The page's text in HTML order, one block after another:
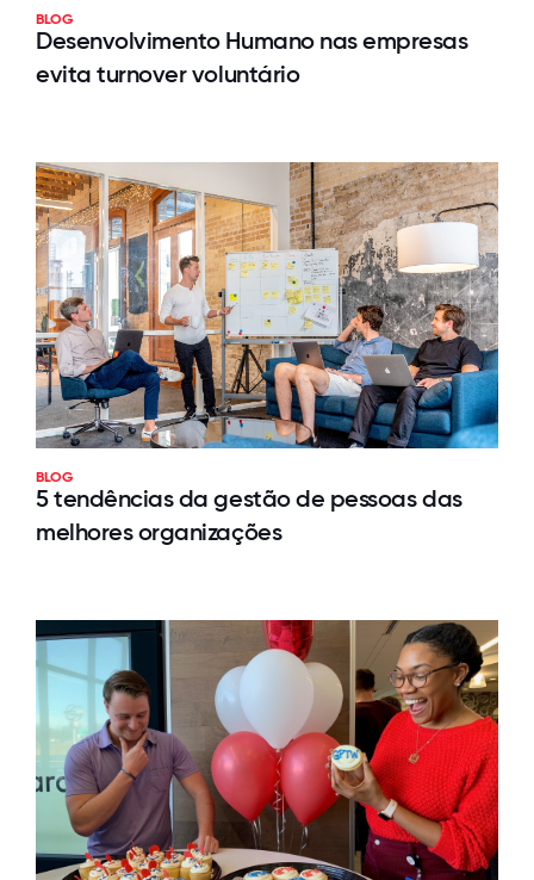
BLOG
Desenvolvimento Humano nas empresas
evita turnover voluntário
BLOG
5 tendências da gestão de pessoas das
melhores organizações